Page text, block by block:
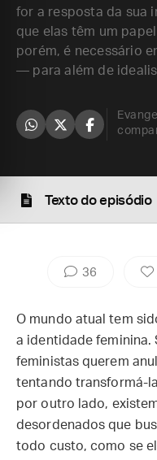
for a resposta da sua
que elas têm um
porém, é necessário
— para além de
Texto do episódio
36
O mundo atual tem
a identidade feminina.
feministas querem
tentando transformá-
por outro lado,
desordenados que
todo custo, como se